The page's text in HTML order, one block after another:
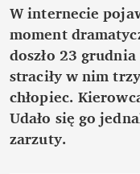
W internecie
moment
doszło 23
straciły w nim
chłopiec.
Udało się go
zarzuty.